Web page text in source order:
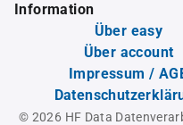
Information
Über easy
Über account
Impressum /
© 2026 HF Data